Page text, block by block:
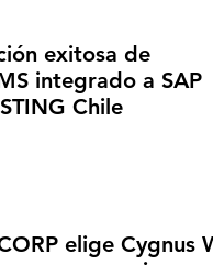
exitosa de
integrado a SAP
Chile
elige Cygnus